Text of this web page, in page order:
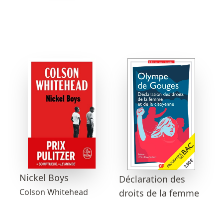
Nickel Boys
Colson Whitehead
Déclaration des
droits de la femme